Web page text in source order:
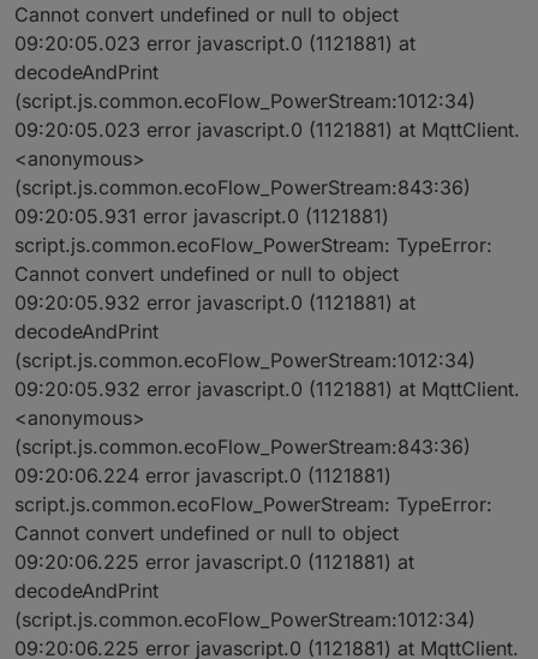
Cannot convert undefined or null to object
09:20:05.023 error javascript.0 (1121881) at
decodeAndPrint
(script.js.common.ecoFlow_PowerStream:1012:34)
09:20:05.023 error javascript.0 (1121881) at MqttClient.
<anonymous>
(script.js.common.ecoFlow_PowerStream:843:36)
09:20:05.931 error javascript.0 (1121881)
script.js.common.ecoFlow_PowerStream: TypeError:
Cannot convert undefined or null to object
09:20:05.932 error javascript.0 (1121881) at
decodeAndPrint
(script.js.common.ecoFlow_PowerStream:1012:34)
09:20:05.932 error javascript.0 (1121881) at MqttClient.
<anonymous>
(script.js.common.ecoFlow_PowerStream:843:36)
09:20:06.224 error javascript.0 (1121881)
script.js.common.ecoFlow_PowerStream: TypeError:
Cannot convert undefined or null to object
09:20:06.225 error javascript.0 (1121881) at
decodeAndPrint
(script.js.common.ecoFlow_PowerStream:1012:34)
09:20:06.225 error javascript.0 (1121881) at MqttClient.